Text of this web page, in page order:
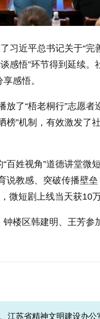
习近平总书记关于“
感悟”环节得到延续
感悟。
放了“梧老桐行”志愿
榜”机制，有效激发了
姓视角”道德讲堂微
说教感、突破传播壁
微短剧上线当天获10
楼区韩建明、王芳参
、江苏省精神文明建